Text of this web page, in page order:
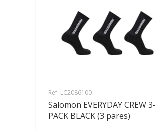
Ref: LC2086100
Salomon EVERYDAY CREW 3-
PACK BLACK (3 pares)